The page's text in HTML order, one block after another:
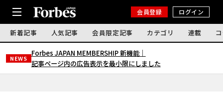
会員登録 ログイン
新着記事 人気記事 会員限定記事 カテゴリ 連載
NEWS
Forbes JAPAN MEMBERSHIP 新機能｜
記事ページ内の広告表示を最小限にしました